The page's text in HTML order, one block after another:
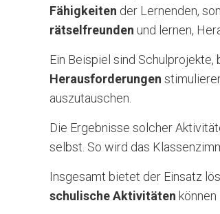
Fähigkeiten der Lernenden,
rätselfreunden und lernen,
Ein Beispiel sind
Herausforderungen
auszutauschen.
Die Ergebnisse solcher
selbst. So wird das
Insgesamt bietet der Einsatz
schulische Aktivitäten